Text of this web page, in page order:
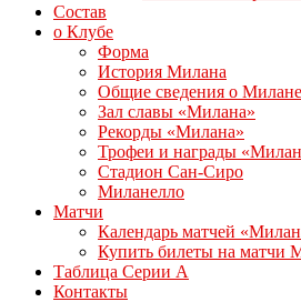
Состав
о Клубе
Форма
История Милана
Общие сведения о Милане
Зал славы «Милана»
Рекорды «Милана»
Трофеи и награды
Стадион Сан-Сиро
Миланелло
Матчи
Календарь матчей
Купить билеты на матчи
Таблица Серии А
Контакты